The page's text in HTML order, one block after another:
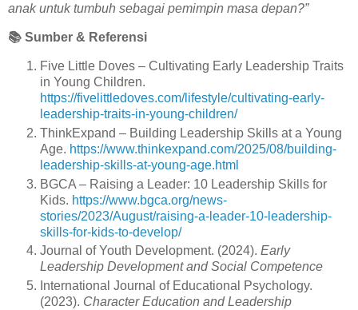
anak untuk tumbuh sebagai pemimpin masa depan?”
📚 Sumber & Referensi
Five Little Doves – Cultivating Early Leadership Traits
in Young Children.
https://fivelittledoves.com/lifestyle/cultivating-early-
leadership-traits-in-young-children/
ThinkExpand – Building Leadership Skills at a Young
Age. https://www.thinkexpand.com/2025/08/building-
leadership-skills-at-young-age.html
BGCA – Raising a Leader: 10 Leadership Skills for
Kids. https://www.bgca.org/news-
stories/2023/August/raising-a-leader-10-leadership-
skills-for-kids-to-develop/
Journal of Youth Development. (2024). Early
Leadership Development and Social Competence
International Journal of Educational Psychology.
(2023). Character Education and Leadership